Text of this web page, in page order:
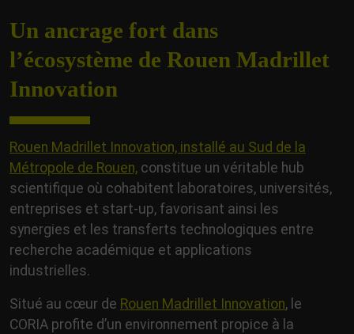
Un ancrage fort dans
l’écosystème de Rouen Madrillet
Innovation
Rouen Madrillet Innovation, installé au Sud de la
Métropole de Rouen, constitue un véritable hub
scientifique où cohabitent laboratoires, universités,
entreprises et start-up, favorisant ainsi les
synergies et les transferts technologiques entre
recherche académique et applications
industrielles.
Situé au cœur de Rouen Madrillet Innovation, le
CORIA profite d’un environnement propice à la